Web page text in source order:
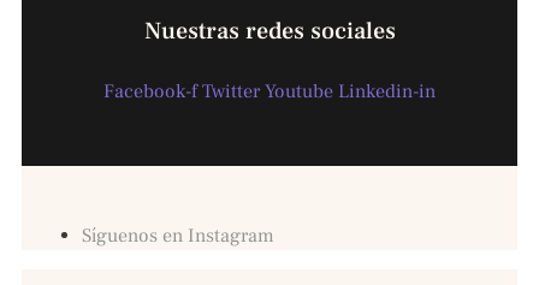
Nuestras redes sociales
Facebook-f Twitter Youtube Linkedin-in
Síguenos en Instagram